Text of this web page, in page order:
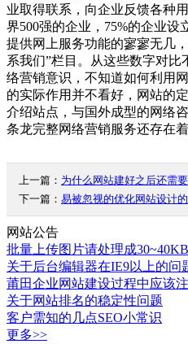
业取得联系，向企业反馈各种
界500强的企业，75%的企业设
提供网上服务功能的寥寥无几
系我们”栏目。从这些数字对比
络营销意识，不知道如何利用
的实际作用并不看好，网站的
介绍站点，与国外成型的网络
条龙完整网络营销服务还存在
上一篇： 为什么网站建好之后还需
下一篇： 易被忽视的优化网站设计
网站公告
批量上传图片请处理成
关于后台编辑器在IE9以上的问
莆田企业网站建设过程中应该
关于网站排名的稳定性问题
客户需知的几点SEO小常识
更多>>